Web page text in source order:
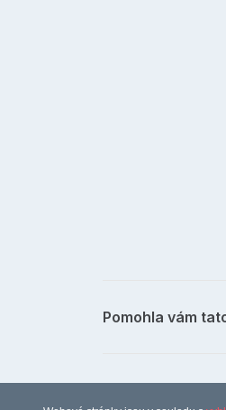
Pomohla vám